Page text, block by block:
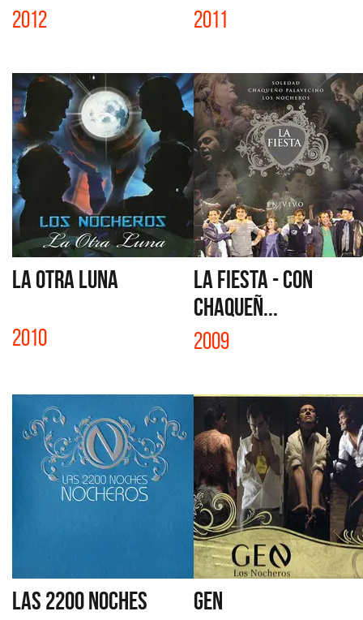
2012 2011
LA OTRA LUNA
2010
LA FIESTA - CON
CHAQUEÑ...
2009
LAS 2200 NOCHES GEN